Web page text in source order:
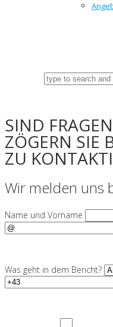
SIND
ZÖGERN SIE
ZU
Wir melden uns
Name und Vorname
Was geht in dem Bericht?